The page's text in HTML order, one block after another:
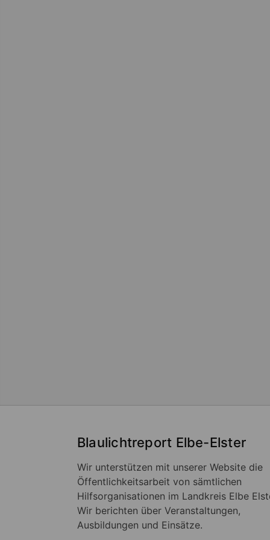
Blaulichtreport Elbe-Elster
Wir unterstützen mit unserer Website die
Öffentlichkeitsarbeit von sämtlichen
Hilfsorganisationen im Landkreis Elbe
Wir berichten über Veranstaltungen,
Ausbildungen und Einsätze.